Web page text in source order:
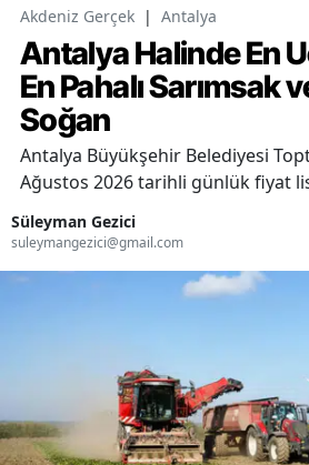
Akdeniz Gerçek | Antalya
Antalya Halinde En
En Pahalı Sarımsak
Soğan
Antalya Büyükşehir Belediyesi
Ağustos 2026 tarihli günlük fiyat
Süleyman Gezici
suleymangezici@gmail.com